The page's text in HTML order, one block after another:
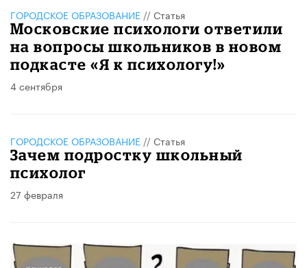
ГОРОДСКОЕ ОБРАЗОВАНИЕ // Статья
Московские психологи ответили
на вопросы школьников в новом
подкасте «Я к психологу!»
4 сентября
ГОРОДСКОЕ ОБРАЗОВАНИЕ // Статья
Зачем подростку школьный
психолог
27 февраля